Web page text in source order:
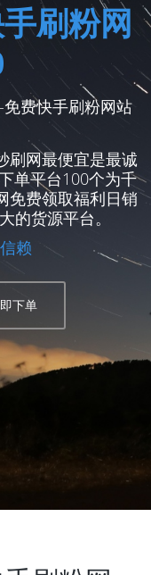
刷粉网
费快手刷粉网站
刷网最便宜是最诚
单平台100个为千
免费领取福利日销
的货源平台。
赖
下单